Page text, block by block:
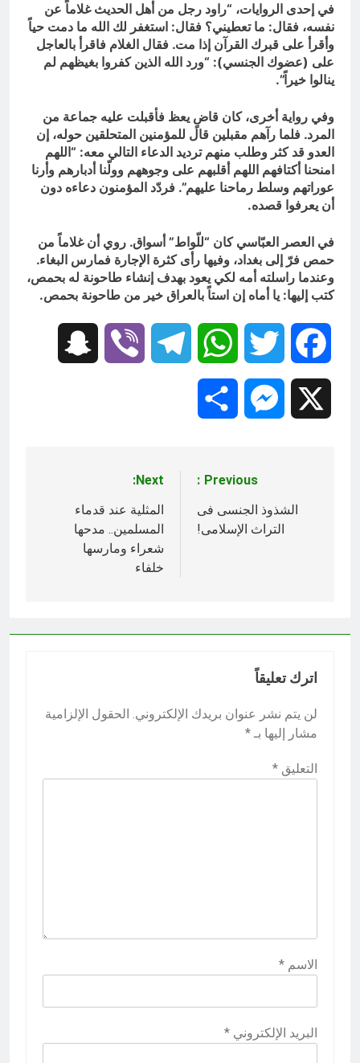
في إحدى الروايات، “راود رجل من أهل الحديث غلاماً عن
نفسه، فقال: ما تعطيني؟ فقال: استغفر لك الله ما دمت حياً
وأقرأ على قبرك القرآن إذا مت. فقال الغلام فاقرأ بالعاجل
على (عضوك الجنسي): “ورد الله الذين كفروا بغيظهم لم
ينالوا خيراً”.
وفي رواية أخرى، كان قاضٍ يعظ فأقبلت عليه جماعة من
المرد. فلما رآهم مقبلين قال للمؤمنين المتحلقين حوله، إن
العدو قد كثر وطلب منهم ترديد الدعاء التالي معه: “اللهم
امنحنا أكتافهم اللهم أقلبهم على وجوههم وولّنا أدبارهم وأرنا
عوراتهم وسلط رماحنا عليهم”. فردّد المؤمنون دعاءه دون
أن يعرفوا قصده.
في العصر العبّاسي كان “للّواط” أسواق. روي أن غلاماً من
حمص فرّ إلى بغداد، وفيها رأى كثرة الإجارة فمارس البغاء.
وعندما راسلته أمه لكي يعود بهدف إنشاء طاحونة له بحمص،
كتب إليها: يا أماه إن استاً بالعراق خير من طاحونة بحمص.
Facebook
Twitter
WhatsApp
Telegram
Viber
Messenger
المقالات
Previous:
الشذوذ الجنسى فى
التراث الإسلامى!
Next:
المثلية عند قدماء
المسلمين.. مدحها
شعراء ومارسها
خلفاء
اترك تعليقاً
لن يتم نشر عنوان بريدك الإلكتروني. الحقول الإلزامية
مشار إليها بـ *
التعليق *
الاسم *
البريد الإلكتروني *